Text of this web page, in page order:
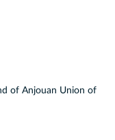
of Anjouan Union of